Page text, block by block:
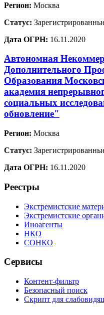
Регион: Москва
Статус:
Дата ОГРН: 16.11.2020
Автономная
Дополнительного
Образования
академия
социальных
обновление"
Регион: Москва
Статус:
Дата ОГРН: 16.11.2020
Реестры
Экстремистские
Экстремистские
Иноагенты
НКО
СОНКО
Сервисы
Контент-фильтр
Безопасный поиск
Скрипт для